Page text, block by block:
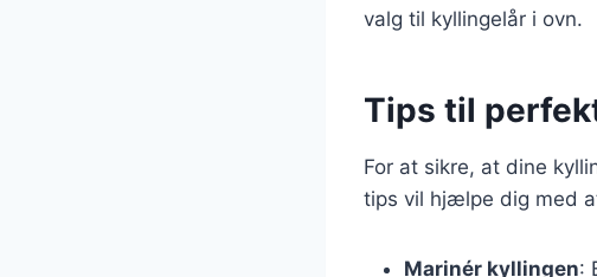
valg til kyllingelår i ovn.
Tips til
For at sikre, at dine
tips vil hjælpe dig med
Marinér kyllingen: